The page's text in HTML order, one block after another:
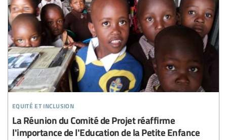
equité et inclusion
La Réunion du Comité de Projet réaffirme
l'importance de l'Education de la Petite Enfance